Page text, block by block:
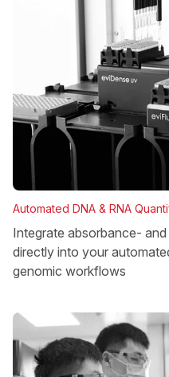
Automated DNA & RNA
Integrate absorbance-
directly into your
genomic workflows